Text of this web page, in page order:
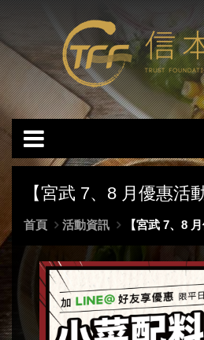
【宮武 7、8 月優惠活動
首頁 活動資訊 【宮武 7、8